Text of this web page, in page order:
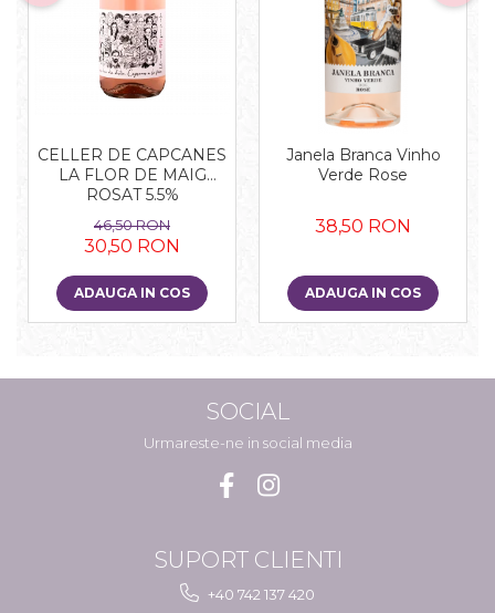
CELLER DE CAPCANES
LA FLOR DE MAIG
ROSAT 5.5%
46,50 RON
30,50 RON
ADAUGA IN COS
Janela Branca Vinho
Verde Rose
38,50 RON
ADAUGA IN COS
SOCIAL
Urmareste-ne in social media
SUPORT CLIENTI
+40 742 137 420